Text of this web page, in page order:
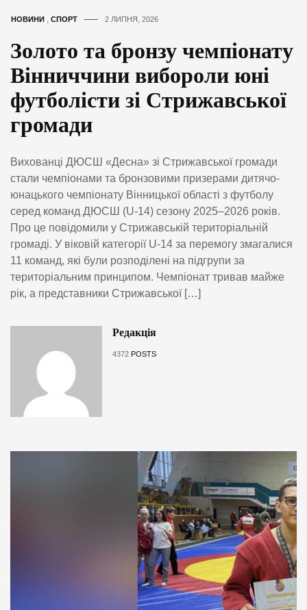
НОВИНИ СПОРТ 2 ЛИПНЯ, 2026
Золото та бронзу чемпіонату
Вінниччини вибороли юні
футболісти зі Стрижавської
громади
Вихованці ДЮСШ «Десна» зі Стрижавської громади
стали чемпіонами та бронзовими призерами дитячо-
юнацького чемпіонату Вінницької області з футболу
серед команд ДЮСШ (U-14) сезону 2025–2026 років.
Про це повідомили у Стрижавській територіальній
громаді. У віковій категорії U-14 за перемогу змагалися
11 команд, які були розподілені на підгрупи за
територіальним принципом. Чемпіонат тривав майже
рік, а представники Стрижавської […]
Редакція
4372 POSTS